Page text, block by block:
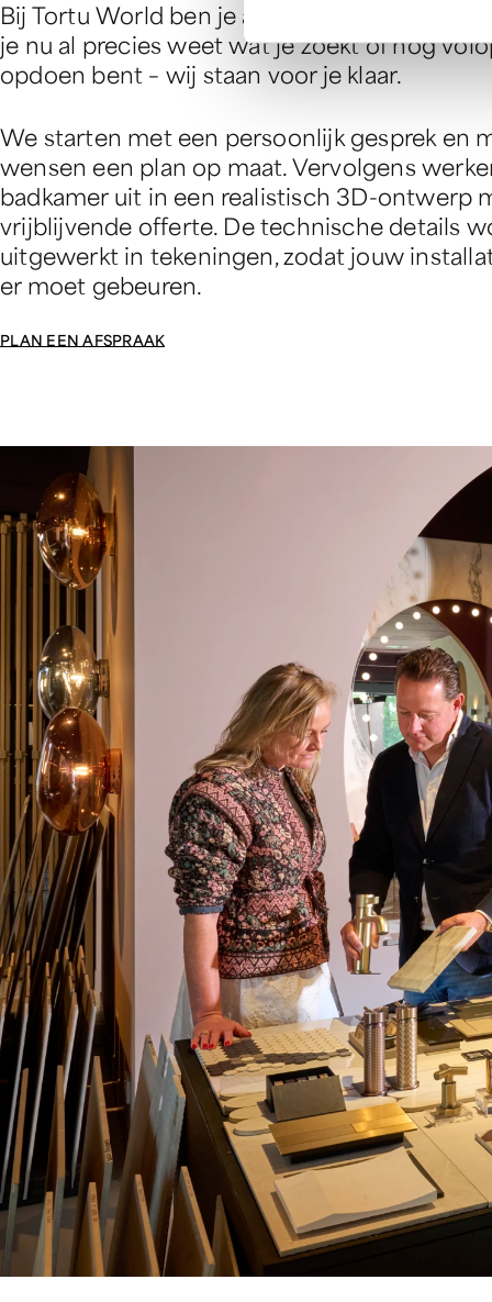
Bij Tortu World ben je altijd van harte
je nu al precies weet wat je zoekt of nog
opdoen bent – wij staan voor je klaar.
We starten met een persoonlijk gesprek en
wensen een plan op maat. Vervolgens
badkamer uit in een realistisch 3D-ontwerp
vrijblijvende offerte. De technische details
uitgewerkt in tekeningen, zodat jouw
er moet gebeuren.
PLAN EEN AFSPRAAK